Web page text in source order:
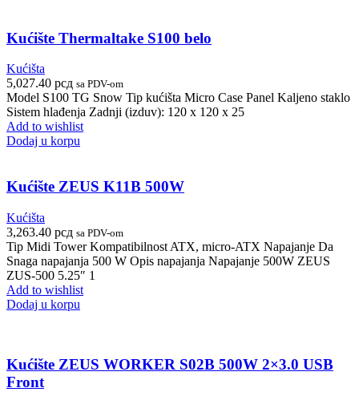
Kućište Thermaltake S100 belo
Kućišta
5,027.40 рсд sa PDV-om
Model S100 TG Snow Tip kućišta Micro Case Panel Kaljeno staklo
Sistem hlađenja Zadnji (izduv): 120 x 120 x 25
Add to wishlist
Dodaj u korpu
Kućište ZEUS K11B 500W
Kućišta
3,263.40 рсд sa PDV-om
Tip Midi Tower Kompatibilnost ATX, micro-ATX Napajanje Da
Snaga napajanja 500 W Opis napajanja Napajanje 500W ZEUS
ZUS-500 5.25″ 1
Add to wishlist
Dodaj u korpu
Kućište ZEUS WORKER S02B 500W 2×3.0 USB
Front